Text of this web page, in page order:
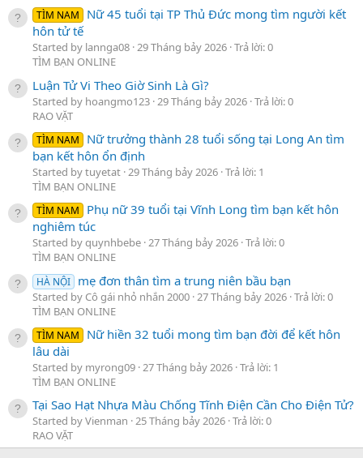
TÌM NAM
Nữ 45 tuổi tại TP Thủ Đức mong tìm người kết
hôn tử tế
Started by lannga08 29 Tháng bảy 2026 Trả lời: 0
TÌM BẠN ONLINE
Luận Tử Vi Theo Giờ Sinh Là Gì?
Started by hoangmo123 29 Tháng bảy 2026 Trả lời: 0
RAO VẶT
TÌM NAM
Nữ trưởng thành 28 tuổi sống tại Long An tìm
bạn kết hôn ổn định
Started by tuyetat 29 Tháng bảy 2026 Trả lời: 1
TÌM BẠN ONLINE
TÌM NAM
Phụ nữ 39 tuổi tại Vĩnh Long tìm bạn kết hôn
nghiêm túc
Started by quynhbebe 27 Tháng bảy 2026 Trả lời: 0
TÌM BẠN ONLINE
HÀ NỘI mẹ đơn thân tìm a trung niên bầu bạn
Started by Cô gái nhỏ nhắn 2000 27 Tháng bảy 2026 Trả lời: 0
TÌM BẠN ONLINE
TÌM NAM
Nữ hiền 32 tuổi mong tìm bạn đời để kết hôn
lâu dài
Started by myrong09 27 Tháng bảy 2026 Trả lời: 1
TÌM BẠN ONLINE
Tại Sao Hạt Nhựa Màu Chống Tĩnh Điện Cần Cho Điện Tử?
Started by Vienman 25 Tháng bảy 2026 Trả lời: 0
RAO VẶT